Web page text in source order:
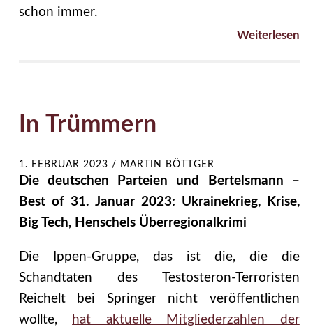
schon immer.
Weiterlesen
In Trümmern
1. FEBRUAR 2023 / MARTIN BÖTTGER
Die deutschen Parteien und Bertelsmann –
Best of 31. Januar 2023: Ukrainekrieg, Krise,
Big Tech, Henschels Überregionalkrimi
Die Ippen-Gruppe, das ist die, die die
Schandtaten des Testosteron-Terroristen
Reichelt bei Springer nicht veröffentlichen
wollte,
hat aktuelle Mitgliederzahlen der